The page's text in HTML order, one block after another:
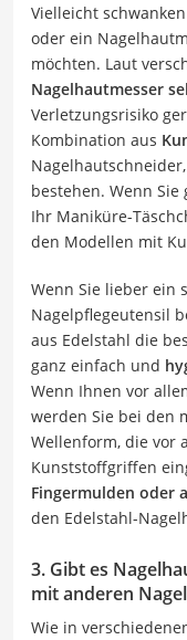
Vielleicht
oder ein
möchten. Laut
Nagelhautmesser
Verletzungsrisiko
Kombination aus
bestehen. Wenn
Ihr Maniküre-
den Modellen mit
Wenn Sie lieber ein
Nagelpflegeutensil
aus Edelstahl die
ganz einfach und
Wenn Ihnen vor
werden Sie bei den
Wellenform, die vor
Kunststoffgriffen
Fingermulden oder
den Edelstahl-
3. Gibt es
mit anderen
Wie in